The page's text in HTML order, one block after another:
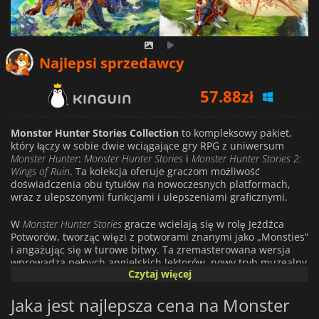
Najlepsi sprzedawcy
60.07zł
68.78zł
Monster Hunter Stories Collection to kompleksowy pakiet,
który łączy w sobie dwie wciągające gry RPG z uniwersum
Monster Hunter: Monster Hunter Stories i Monster Hunter Stories 2:
Wings of Ruin. Ta kolekcja oferuje graczom możliwość
doświadczenia obu tytułów na nowoczesnych platformach,
wraz z ulepszonymi funkcjami i ulepszeniami graficznymi.
W Monster Hunter Stories gracze wcielają się w rolę Jeźdźca
Potworów, tworząc więzi z potworami znanymi jako „Monsties”
i angażując się w turowe bitwy. Ta zremasterowana wersja
wprowadza pełnych angielskich lektorów, nowy tryb muzealny
prezentujący ponad 200 dzieł sztuki koncepcyjnej, muzykę w
które wcześniej były dostępne wyłącznie w Japonii.
Dodatkowo, gra oferuje dopracowaną grafikę z ulepszonym
Czytaj więcej
Jaka jest najlepsza cena na Monster